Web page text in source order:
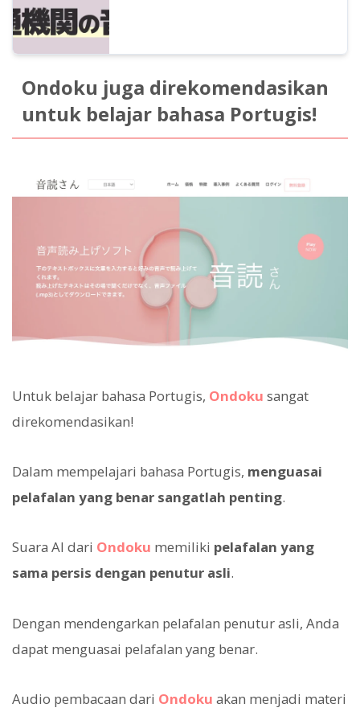
Ondoku juga direkomendasikan
untuk belajar bahasa Portugis!
Untuk belajar bahasa Portugis, Ondoku sangat
direkomendasikan!
Dalam mempelajari bahasa Portugis, menguasai
pelafalan yang benar sangatlah penting.
Suara AI dari Ondoku memiliki pelafalan yang
sama persis dengan penutur asli.
Dengan mendengarkan pelafalan penutur asli, Anda
dapat menguasai pelafalan yang benar.
Audio pembacaan dari Ondoku akan menjadi materi